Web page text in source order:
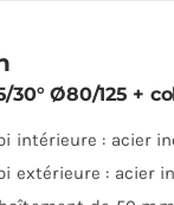
30° Ø80/125 +
intérieure : acier
extérieure : acier